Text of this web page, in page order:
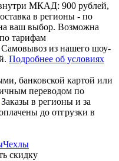
МКАД: 900 рублей,
в регионы - по
ваш выбор. Возможна
по тарифам
из нашего шоу-
Подробнее об условиях
банковской картой или
переводом по
Заказы в регионы и за
до отгрузки в
Чехлы
скидку